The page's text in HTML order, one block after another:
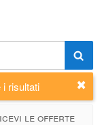
risultati
le offerte